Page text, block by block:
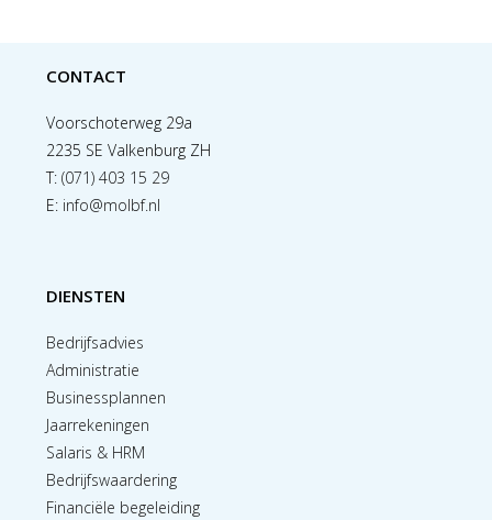
CONTACT
Voorschoterweg 29a
2235 SE Valkenburg ZH
T:(071) 403 15 29
E: info@molbf.nl
DIENSTEN
Bedrijfsadvies
Administratie
Businessplannen
Jaarrekeningen
Salaris & HRM
Bedrijfswaardering
Financiële begeleiding